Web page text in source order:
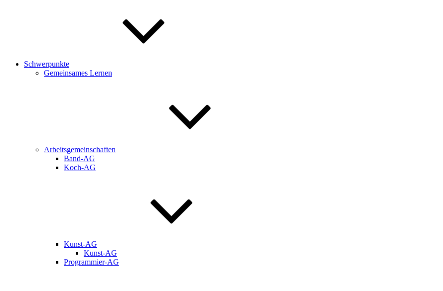
Schwerpunkte
Gemeinsames Lernen
Arbeitsgemeinschaften
Band-AG
Koch-AG
Kunst-AG
Kunst-AG
Programmier-AG